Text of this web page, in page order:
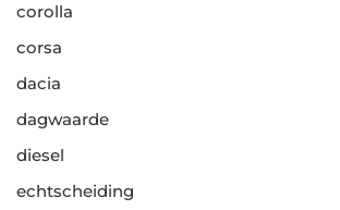
corolla
corsa
dacia
dagwaarde
diesel
echtscheiding